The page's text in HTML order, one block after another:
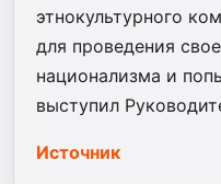
этнокультурного
для проведения
национализма и
выступил
Источник